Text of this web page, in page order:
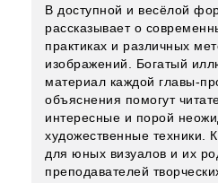
В доступной и весёлой
рассказывает о
практиках и различных
изображений. Богатый
материал каждой главы-
объяснения помогут
интересные и порой
художественные техники.
для юных визуалов и их
преподавателей